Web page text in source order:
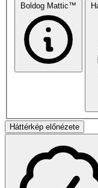
Boldog Mattic™
Háttérkép előnézete